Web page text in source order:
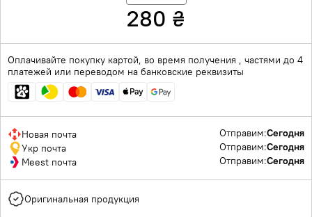
280 ₴
Оплачивайте покупку картой, во время получения , частями до 4
платежей или переводом на банковские реквизиты
Новая почта Отправим:Сегодня
Укр почта
Отправим:Сегодня
Meest почта
Отправим:Сегодня
Оригинальная продукция